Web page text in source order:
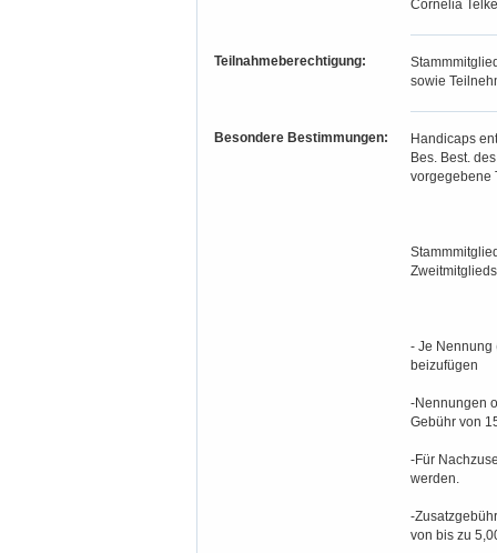
Cornelia
Teilnahmeberechtigung:
sowie
Besondere Bestimmungen:
Handicaps
Bes. Best.
vorgegebene
- Je Nennung
beizufügen
-Nennungen
Gebühr von
-Für
werden.
-
von bis zu